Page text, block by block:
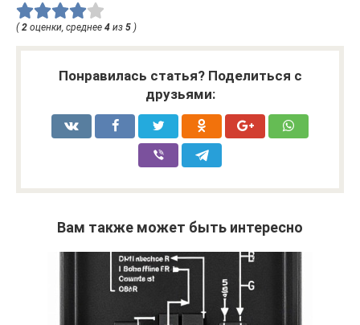
( 2 оценки, среднее 4 из 5 )
Понравилась статья? Поделиться с
друзьями:
Вам также может быть интересно